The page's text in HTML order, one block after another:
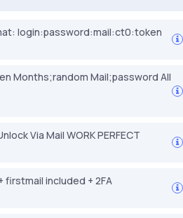
login:password:mail:ct0:token
Months;random Mail;password All
Via Mail WORK PERFECT
included + 2FA